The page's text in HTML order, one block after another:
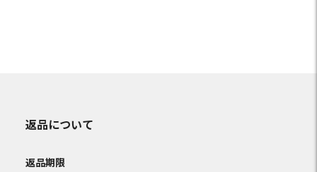
返品について
返品期限